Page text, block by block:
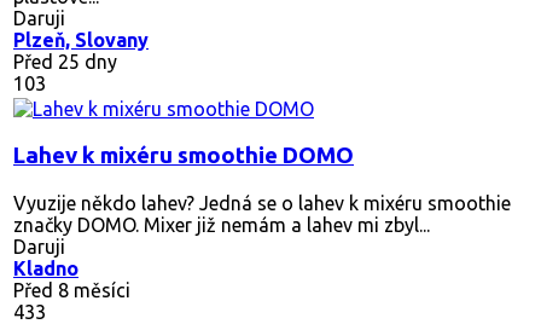
Daruji
Plzeň, Slovany
Před 25 dny
103
Lahev k mixéru smoothie DOMO
Vyuzije někdo lahev? Jedná se o lahev k mixéru smoothie
značky DOMO. Mixer již nemám a lahev mi zbyl...
Daruji
Kladno
Před 8 měsíci
433